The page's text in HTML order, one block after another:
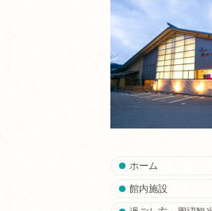
ホーム
館内施設